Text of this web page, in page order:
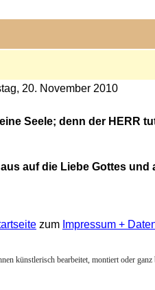
20. November 2010
Seele; denn der HERR
auf die Liebe Gottes und
zum Impressum +
künstlerisch bearbeitet, montiert oder